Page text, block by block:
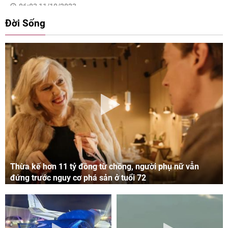
06:03 11/10/2023
Đời Sống
Thừa kế hơn 11 tỷ đồng từ chồng, người phụ nữ vẫn
đứng trước nguy cơ phá sản ở tuổi 72